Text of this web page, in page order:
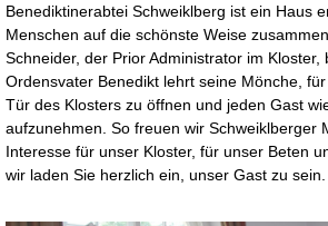
Benediktinerabtei Schweiklberg ist ein Haus
Menschen auf die schönste Weise
Schneider, der Prior Administrator im Kloster,
Ordensvater Benedikt lehrt seine Mönche,
Tür des Klosters zu öffnen und jeden Gast
aufzunehmen. So freuen wir Schweiklberger
Interesse für unser Kloster, für unser Beten
wir laden Sie herzlich ein, unser Gast zu sein.